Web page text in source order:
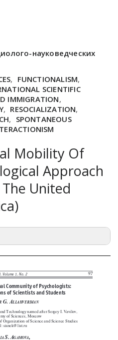
науковедческих
, FUNCTIONALISM,
SCIENTIFIC
IMMIGRATION,
, RESOCIALIZATION,
, SPONTANEOUS
Mobility Of
Approach
United